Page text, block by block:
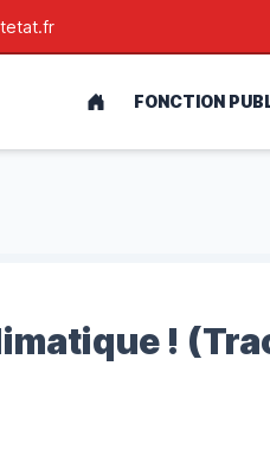
ACCUEILFONCTION
!